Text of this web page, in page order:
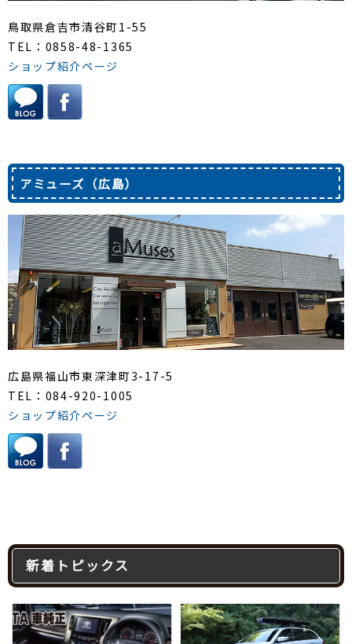
鳥取県倉吉市清谷町1-55
TEL：0858-48-1365
ショップ紹介ページ
アミューズ（広島）
広島県福山市東深津町3-17-5
TEL：084-920-1005
ショップ紹介ページ
新着トピックス